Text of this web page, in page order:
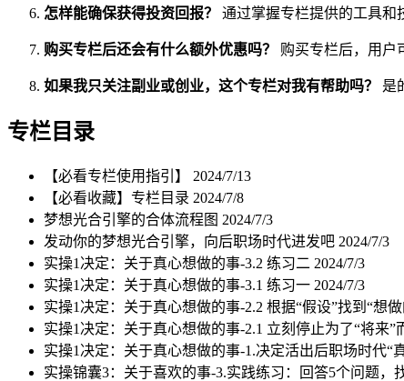
怎样能确保获得投资回报？ 通过掌握专栏提供的工具和
购买专栏后还会有什么额外优惠吗？ 购买专栏后，用户
如果我只关注副业或创业，这个专栏对我有帮助吗？ 是
专栏目录
【必看专栏使用指引】 2024/7/13
【必看收藏】专栏目录 2024/7/8
梦想光合引擎的合体流程图 2024/7/3
发动你的梦想光合引擎，向后职场时代进发吧 2024/7/3
实操1决定：关于真心想做的事-3.2 练习二 2024/7/3
实操1决定：关于真心想做的事-3.1 练习一 2024/7/3
实操1决定：关于真心想做的事-2.2 根据“假设”找到“想
实操1决定：关于真心想做的事-2.1 立刻停止为了“将来”
实操1决定：关于真心想做的事-1.决定活出后职场时代“
实操锦囊3：关于喜欢的事-3.实践练习：回答5个问题，